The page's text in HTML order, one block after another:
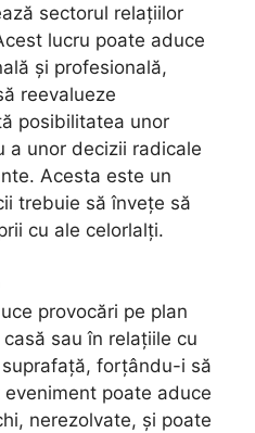
sectorul relațiilor
lucru poate aduce
și profesională,
reevalueze
posibilitatea unor
a unor decizii radicale
Acesta este un
trebuie să învețe să
cu ale celorlalți.
provocări pe plan
sau în relațiile cu
forțându-i să
poate aduce
nerezolvate, și poate